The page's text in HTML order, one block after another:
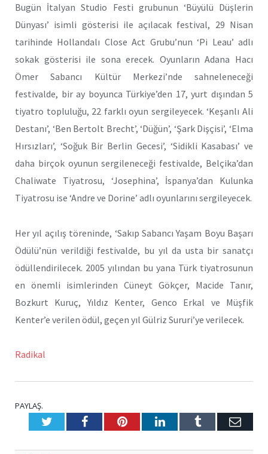
Bugün İtalyan Studio Festi grubunun ‘Büyülü Düşlerin
Dünyası’ isimli gösterisi ile açılacak festival, 29 Nisan
tarihinde Hollandalı Close Act Grubu’nun ‘Pi Leau’ adlı
sokak gösterisi ile sona erecek. Oyunların Adana Hacı
Ömer Sabancı Kültür Merkezi’nde sahneleneceği
festivalde, bir ay boyunca Türkiye’den 17, yurt dışından 5
tiyatro topluluğu, 22 farklı oyun sergileyecek. ‘Keşanlı Ali
Destanı’, ‘Ben Bertolt Brecht’, ‘Düğün’, ‘Şark Dişçisi’, ‘Elma
Hırsızları’, ‘Soğuk Bir Berlin Gecesi’, ‘Sidikli Kasabası’ ve
daha birçok oyunun sergileneceği festivalde, Belçika’dan
Chaliwate Tiyatrosu, ‘Josephina’, İspanya’dan Kulunka
Tiyatrosu ise ‘Andre ve Dorine’ adlı oyunlarını sergileyecek.
Her yıl açılış töreninde, ‘Sakıp Sabancı Yaşam Boyu Başarı
Ödülü’nün verildiği festivalde, bu yıl da usta bir sanatçı
ödüllendirilecek. 2005 yılından bu yana Türk tiyatrosunun
en önemli isimlerinden Cüneyt Gökçer, Macide Tanır,
Bozkurt Kuruç, Yıldız Kenter, Genco Erkal ve Müşfik
Kenter’e verilen ödül, geçen yıl Gülriz Sururi’ye verilecek.
Radikal
PAYLAŞ.
TwitterFacebookPinterestLinkedInTumblr E-